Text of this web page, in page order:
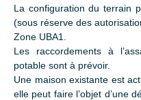
La configuration du terrain
(sous réserve des
Zone UBA1.
Les raccordements à
potable sont à prévoir.
Une maison existante est
elle peut faire l’objet d’une